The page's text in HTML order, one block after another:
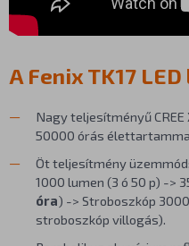
A Fenix TK17
Nagy teljesítményű CREE
50000 órás
Öt teljesítmény
1000 lumen (3 ó 50 p) ->
óra) -> Stroboszkóp
stroboszkóp villogás).